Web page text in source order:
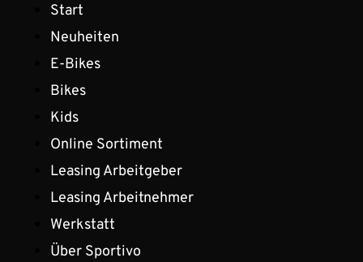
Start
Neuheiten
E-Bikes
Bikes
Kids
Online Sortiment
Leasing Arbeitgeber
Leasing Arbeitnehmer
Werkstatt
Über Sportivo